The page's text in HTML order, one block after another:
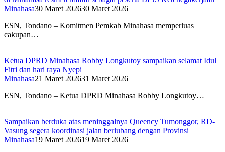
Minahasa30 Maret 202630 Maret 2026
ESN, Tondano – Komitmen Pemkab Minahasa memperluas
cakupan…
Ketua DPRD Minahasa Robby Longkutoy sampaikan selamat Idul
Fitri dan hari raya Nyepi
Minahasa21 Maret 202631 Maret 2026
ESN, Tondano – Ketua DPRD Minahasa Robby Longkutoy…
Sampaikan berduka atas meninggalnya Queency Tumonggor, RD-
Vasung segera koordinasi jalan berlubang dengan Provinsi
Minahasa19 Maret 202619 Maret 2026